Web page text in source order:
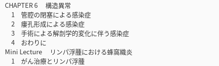
CHAPTER 6 構造異常
1 管腔の閉塞による感染症
2 瘻孔形成による感染症
3 手術による解剖学的変化に伴う感染症
4 おわりに
Mini Lecture リンパ浮腫における蜂窩織炎
1 がん治療とリンパ浮腫